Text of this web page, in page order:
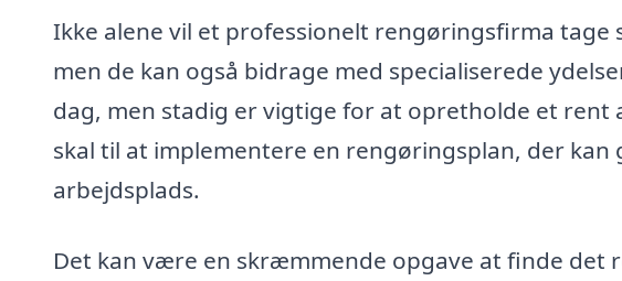
Ikke alene vil et professionelt rengøringsfirma tage
men de kan også bidrage med specialiserede
dag, men stadig er vigtige for at opretholde et
skal til at implementere en rengøringsplan, der kan
arbejdsplads.
Det kan være en skræmmende opgave at finde